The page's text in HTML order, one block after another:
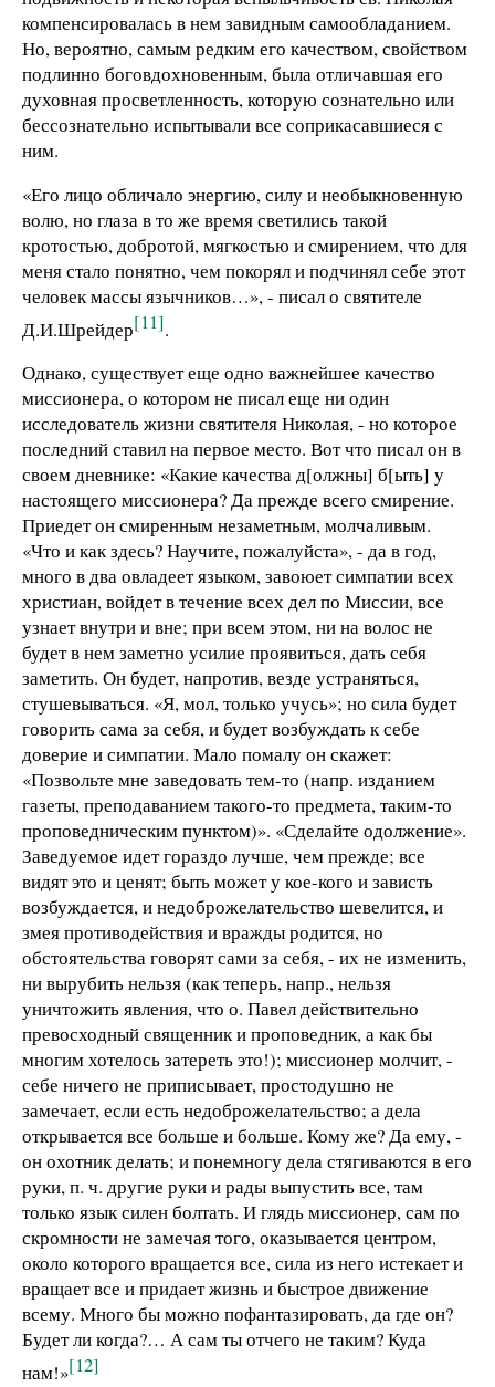
компенсировалась в нем завидным самообладанием.
Но, вероятно, самым редким его качеством, свойством
подлинно боговдохновенным, была отличавшая его
духовная просветленность, которую сознательно или
бессознательно испытывали все соприкасавшиеся с
ним.
«Его лицо обличало энергию, силу и необыкновенную
волю, но глаза в то же время светились такой
кротостью, добротой, мягкостью и смирением, что для
меня стало понятно, чем покорял и подчинял себе этот
человек массы язычников…», - писал о святителе
Д.И.Шрейдер[11].
Однако, существует еще одно важнейшее качество
миссионера, о котором не писал еще ни один
исследователь жизни святителя Николая, - но которое
последний ставил на первое место. Вот что писал он в
своем дневнике: «Какие качества д[олжны] б[ыть] у
настоящего миссионера? Да прежде всего смирение.
Приедет он смиренным незаметным, молчаливым.
«Что и как здесь? Научите, пожалуйста», - да в год,
много в два овладеет языком, завоюет симпатии всех
христиан, войдет в течение всех дел по Миссии, все
узнает внутри и вне; при всем этом, ни на волос не
будет в нем заметно усилие проявиться, дать себя
заметить. Он будет, напротив, везде устраняться,
стушевываться. «Я, мол, только учусь»; но сила будет
говорить сама за себя, и будет возбуждать к себе
доверие и симпатии. Мало помалу он скажет:
«Позвольте мне заведовать тем-то (напр. изданием
газеты, преподаванием такого-то предмета, таким-то
проповедническим пунктом)». «Сделайте одолжение».
Заведуемое идет гораздо лучше, чем прежде; все
видят это и ценят; быть может у кое-кого и зависть
возбуждается, и недоброжелательство шевелится, и
змея противодействия и вражды родится, но
обстоятельства говорят сами за себя, - их не изменить,
ни вырубить нельзя (как теперь, напр., нельзя
уничтожить явления, что о. Павел действительно
превосходный священник и проповедник, а как бы
многим хотелось затереть это!); миссионер молчит, -
себе ничего не приписывает, простодушно не
замечает, если есть недоброжелательство; а дела
открывается все больше и больше. Кому же? Да ему, -
он охотник делать; и понемногу дела стягиваются в его
руки, п. ч. другие руки и рады выпустить все, там
только язык силен болтать. И глядь миссионер, сам по
скромности не замечая того, оказывается центром,
около которого вращается все, сила из него истекает и
вращает все и придает жизнь и быстрое движение
всему. Много бы можно пофантазировать, да где он?
Будет ли когда?… А сам ты отчего не таким? Куда
нам!»[12]